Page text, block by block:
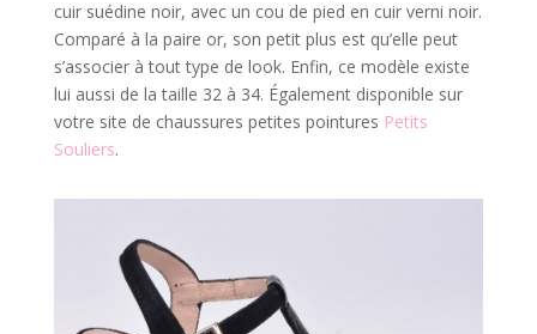
cuir suédine noir, avec un cou de pied en cuir verni noir.
Comparé à la paire or, son petit plus est qu’elle peut
s’associer à tout type de look. Enfin, ce modèle existe
lui aussi de la taille 32 à 34. Également disponible sur
votre site de chaussures petites pointures Petits
Souliers.